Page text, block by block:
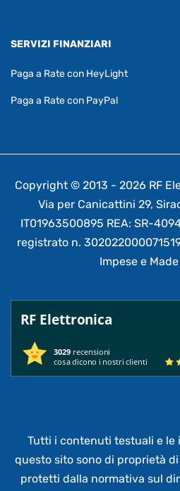
SERVIZI FINANZIARI
Paga a Rate con HeyLight
Paga a Rate con PayPal
Copyright © 2013 - 2026 RF
Via per Canicattini 29,
IT01963500895 REA: SR-
registrato n.
Impese e
RF Elettronica
3029 recensioni
cosa dicono i nostri clienti
Tutti i contenuti testuali e le
questo sito sono di proprietà
protetti dalla normativa sul